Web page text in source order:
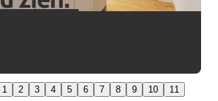
1 2 3 4 5 6 7 8 9 10 11